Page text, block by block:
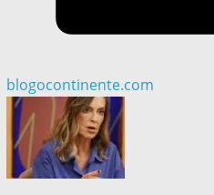
blogocontinente.com